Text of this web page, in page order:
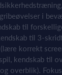
i
til
til 3-
korrekt
kendskab til
overblik).